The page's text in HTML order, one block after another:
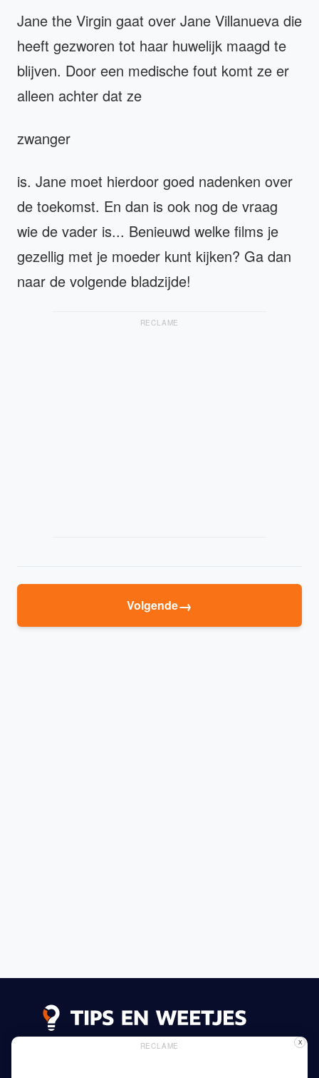
Jane the Virgin gaat over Jane Villanueva die
heeft gezworen tot haar huwelijk maagd te
blijven. Door een medische fout komt ze er
alleen achter dat ze
zwanger
is. Jane moet hierdoor goed nadenken over
de toekomst. En dan is ook nog de vraag
wie de vader is... Benieuwd welke films je
gezellig met je moeder kunt kijken? Ga dan
naar de volgende bladzijde!
RECLAME
Volgende→
RECLAME X